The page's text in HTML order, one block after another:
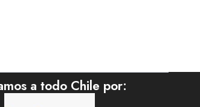
a todo Chile por: